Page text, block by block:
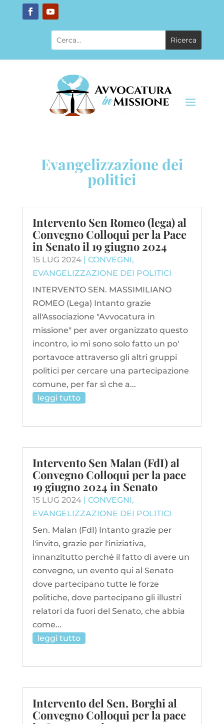
Evangelizzazione dei
politici
Intervento Sen Romeo (lega) al
Convegno Colloqui per la Pace
in Senato il 19 giugno 2024
15 LUG 2024| CONVEGNI,
EVANGELIZZAZIONE DEI POLITICI
INTERVENTO SEN. MASSIMILIANO
ROMEO (Lega) Intanto grazie
all'Associazione "Avvocatura in
missione" per aver organizzato questo
incontro, io mi sono solo fatto un po'
portavoce attraverso gli altri gruppi
politici per cercare una partecipazione
comune, per far sì che a...
leggi tutto
Intervento Sen Malan (FdI) al
Convegno Colloqui per la pace
19 giugno 2024 in Senato
15 LUG 2024| CONVEGNI,
EVANGELIZZAZIONE DEI POLITICI
Sen. Malan (FdI) Intanto grazie per
l'invito, grazie per l'iniziativa,
innanzitutto perché il fatto di avere un
convegno, un evento qui al Senato
dove partecipano tutte le forze
politiche, dove partecipano gli illustri
relatori da fuori del Senato, che abbia
come...
leggi tutto
Intervento del Sen. Borghi al
Convegno Colloqui per la pace